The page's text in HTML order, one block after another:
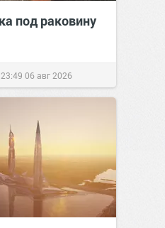
под раковину
23:49 06 авг 2026